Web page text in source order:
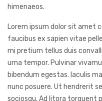
himenaeos.
Lorem ipsum dolor sit amet
faucibus ex sapien vitae
mi pretium tellus duis
urna tempor. Pulvinar
bibendum egestas. Iaculis
nunc posuere. Ut hendrerit
sociosqu. Ad litora torquent